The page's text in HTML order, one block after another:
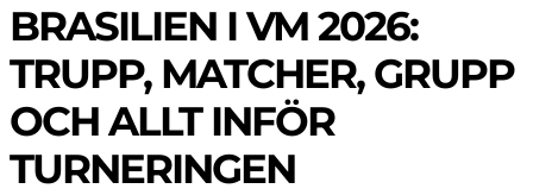
BRASILIEN I VM 2026:
TRUPP, MATCHER, GRUPP
OCH ALLT INFÖR
TURNERINGEN